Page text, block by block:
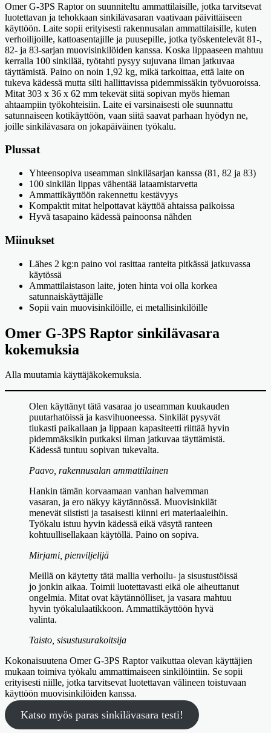
Omer G-3PS Raptor on suunniteltu ammattilaisille, jotka tarvitsevat
luotettavan ja tehokkaan sinkilävasaran vaativaan päivittäiseen
käyttöön. Laite sopii erityisesti rakennusalan ammattilaisille, kuten
verhoilijoille, kattoasentajille ja puusepille, jotka työskentelevät 81-,
82- ja 83-sarjan muovisinkilöiden kanssa. Koska lippaaseen mahtuu
kerralla 100 sinkilää, työtahti pysyy sujuvana ilman jatkuvaa
täyttämistä. Paino on noin 1,92 kg, mikä tarkoittaa, että laite on
tukeva kädessä mutta silti hallittavissa pidemmissäkin työvuoroissa.
Mitat 303 x 36 x 62 mm tekevät siitä sopivan myös hieman
ahtaampiin työkohteisiin. Laite ei varsinaisesti ole suunnattu
satunnaiseen kotikäyttöön, vaan siitä saavat parhaan hyödyn ne,
joille sinkilävasara on jokapäiväinen työkalu.
Plussat
Yhteensopiva useamman sinkiläsarjan kanssa (81, 82 ja 83)
100 sinkilän lippas vähentää lataamistarvetta
Ammattikäyttöön rakennettu kestävyys
Kompaktit mitat helpottavat käyttöä ahtaissa paikoissa
Hyvä tasapaino kädessä painoonsa nähden
Miinukset
Lähes 2 kg:n paino voi rasittaa ranteita pitkässä jatkuvassa
käytössä
Ammattilaistason laite, joten hinta voi olla korkea
satunnaiskäyttäjälle
Sopii vain muovisinkilöille, ei metallisinkilöille
Omer G-3PS Raptor sinkilävasara
kokemuksia
Alla muutamia käyttäjäkokemuksia.
Olen käyttänyt tätä vasaraa jo useamman kuukauden
puutarhatöissä ja kasvihuoneessa. Sinkilät pysyvät
tiukasti paikallaan ja lippaan kapasiteetti riittää hyvin
pidemmäksikin putkaksi ilman jatkuvaa täyttämistä.
Kädessä tuntuu sopivan tukevalta.
Paavo, rakennusalan ammattilainen
Hankin tämän korvaamaan vanhan halvemman
vasaran, ja ero näkyy käytännössä. Muovisinkilät
menevät siististi ja tasaisesti kiinni eri materiaaleihin.
Työkalu istuu hyvin kädessä eikä väsytä ranteen
kohtuullisellakaan käytöllä. Paino on sopiva.
Mirjami, pienviljelijä
Meillä on käytetty tätä mallia verhoilu- ja sisustustöissä
jo jonkin aikaa. Toimii luotettavasti eikä ole aiheuttanut
ongelmia. Mitat ovat käytännölliset, ja vasara mahtuu
hyvin työkalulaatikkoon. Ammattikäyttöön hyvä
valinta.
Taisto, sisustusurakoitsija
Kokonaisuutena Omer G-3PS Raptor vaikuttaa olevan käyttäjien
mukaan toimiva työkalu ammattimaiseen sinkilöintiin. Se sopii
erityisesti niille, jotka tarvitsevat luotettavan välineen toistuvaan
käyttöön muovisinkilöiden kanssa.
Katso myös paras sinkilävasara testi!